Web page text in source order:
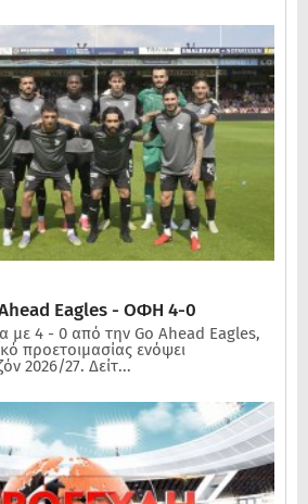
Eagles - ΟΦΗ 4-0
με 4 - 0 από την Go Ahead Eagles,
προετοιμασίας ενόψει
2026/27. Δείτ...